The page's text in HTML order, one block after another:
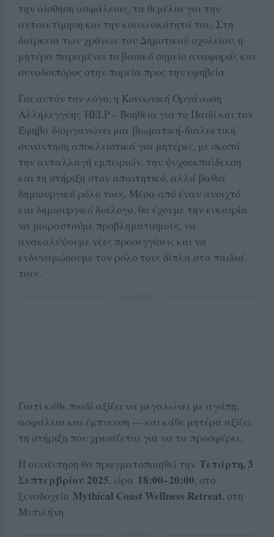
την αίσθηση ασφάλειας, τα θεμέλια για την
αυτοεκτίμηση και την κοινωνικότητά του. Στη
διάρκεια των χρόνων του Δημοτικού σχολείου, η
μητέρα παραμένει το βασικό σημείο αναφοράς και
συνοδοιπόρος στην πορεία προς την εφηβεία.
Για αυτόν τον λόγο, η Κοινωνική Οργάνωση
Αλληλεγγύης HELP – Βοήθεια για το Παιδί και τον
Έφηβο διοργανώνει μια βιωματική-διαλεκτική
συνάντηση αποκλειστικά για μητέρες, με σκοπό
την ανταλλαγή εμπειριών, την ψυχοεκπαίδευση
και τη στήριξη στον απαιτητικό, αλλά βαθιά
δημιουργικό ρόλο τους. Μέσα από έναν ανοιχτό
και δημιουργικό διάλογο, θα έχουμε την ευκαιρία
να μοιραστούμε προβληματισμούς, να
ανακαλύψουμε νέες προσεγγίσεις και να
ενδυναμώσουμε τον ρόλο τους δίπλα στα παιδιά
τους.
Γιατί κάθε παιδί αξίζει να μεγαλώνει με αγάπη,
ασφάλεια και έμπνευση — και κάθε μητέρα αξίζει
τη στήριξη που χρειάζεται για να τα προσφέρει.
Η συνάντηση θα πραγματοποιηθεί την Τετάρτη, 3
Σεπτεμβρίου 2025, ώρα 18:00–20:00, στο
ξενοδοχείο Mythical Coast Wellness Retreat, στη
Μυτιλήνη.